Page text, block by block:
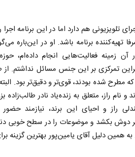
تلویزیونی هم دارد اما در این برنامه اجرا
تهیه‌کننده برنامه باشد. او در این‌باره
فعالیت‌هایی انجام داده‌ام،
تمرکزی بر این جنس مسائل نداشتم. از
مطرح شده بودند، قوی‌تر و دقیق‌تر بود.
نام راز، متعلق به زنده‌یاد نادر طالب‌زاده
راز و احیای این برند، نیازمند
بر دوش بکشد و موضوعات را در سطح خوبی
همین دلیل آقای یامین‌پور بهترین گزینه
کمیسیون انرژی مجلس